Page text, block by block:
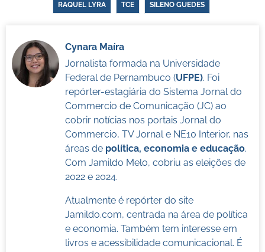
RAQUEL LYRA TCE SILENO GUEDES
Cynara Maíra
Jornalista formada na Universidade
Federal de Pernambuco (UFPE). Foi
repórter-estagiária do Sistema Jornal do
Commercio de Comunicação (JC) ao
cobrir notícias nos portais Jornal do
Commercio, TV Jornal e NE10 Interior, nas
áreas de política, economia e educação.
Com Jamildo Melo, cobriu as eleições de
2022 e 2024.
Atualmente é repórter do site
Jamildo.com, centrada na área de política
e economia. Também tem interesse em
livros e acessibilidade comunicacional. É